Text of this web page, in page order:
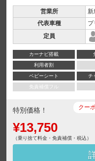
営業所
新
代表車種
プ
定員
カーナビ搭載
利用者割
ベビーシート
チ
免責補償フル
特別価格！
¥13,750
（乗り捨て料金・免責補償・税込）
クー